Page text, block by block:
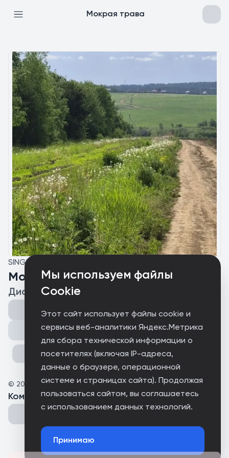
Мы используем файлы
Cookie
Этот сайт использует файлы cookie и
сервисы веб-аналитики Яндекс.Метрика
для сбора технической информации о
посетителях (включая IP-адреса,
данные о браузере, операционной
системе и страницах сайта). Продолжая
пользоваться сайтом, вы соглашаетесь
с использованием данных технологий.
Принимаю
Мокрая трава
SINGLE
Мокрая трава
Диана
Поделиться
© 2026 Мокрая трава
Комментарии(0 )
Could not connect to the server.